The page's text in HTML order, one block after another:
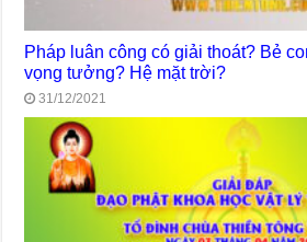
Pháp luân công có giải thoát? Bẻ
vọng tưởng? Hệ mặt trời?
31/12/2021